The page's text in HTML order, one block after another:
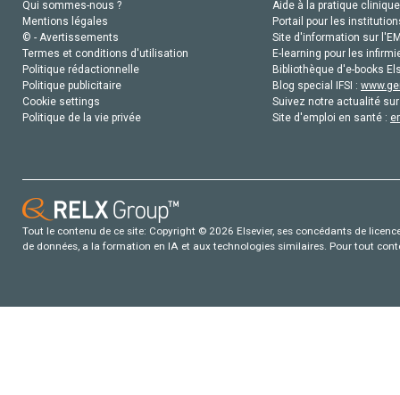
Qui sommes-nous ?
Mentions légales
© - Avertissements
Termes et conditions d'utilisation
Politique rédactionnelle
Politique publicitaire
Cookie settings
Politique de la vie privée
Aide à la pratique
Portail pour les
Site d'information sur
E-learning pour les
Bibliothèque d'e-books
Blog special IFSI :
Suivez notre actualité
Site d'emploi en santé :
Tout le contenu de ce site: Copyright © 2026 Elsevier, ses concédants de
de données, a la formation en IA et aux technologies similaires. Pour tout